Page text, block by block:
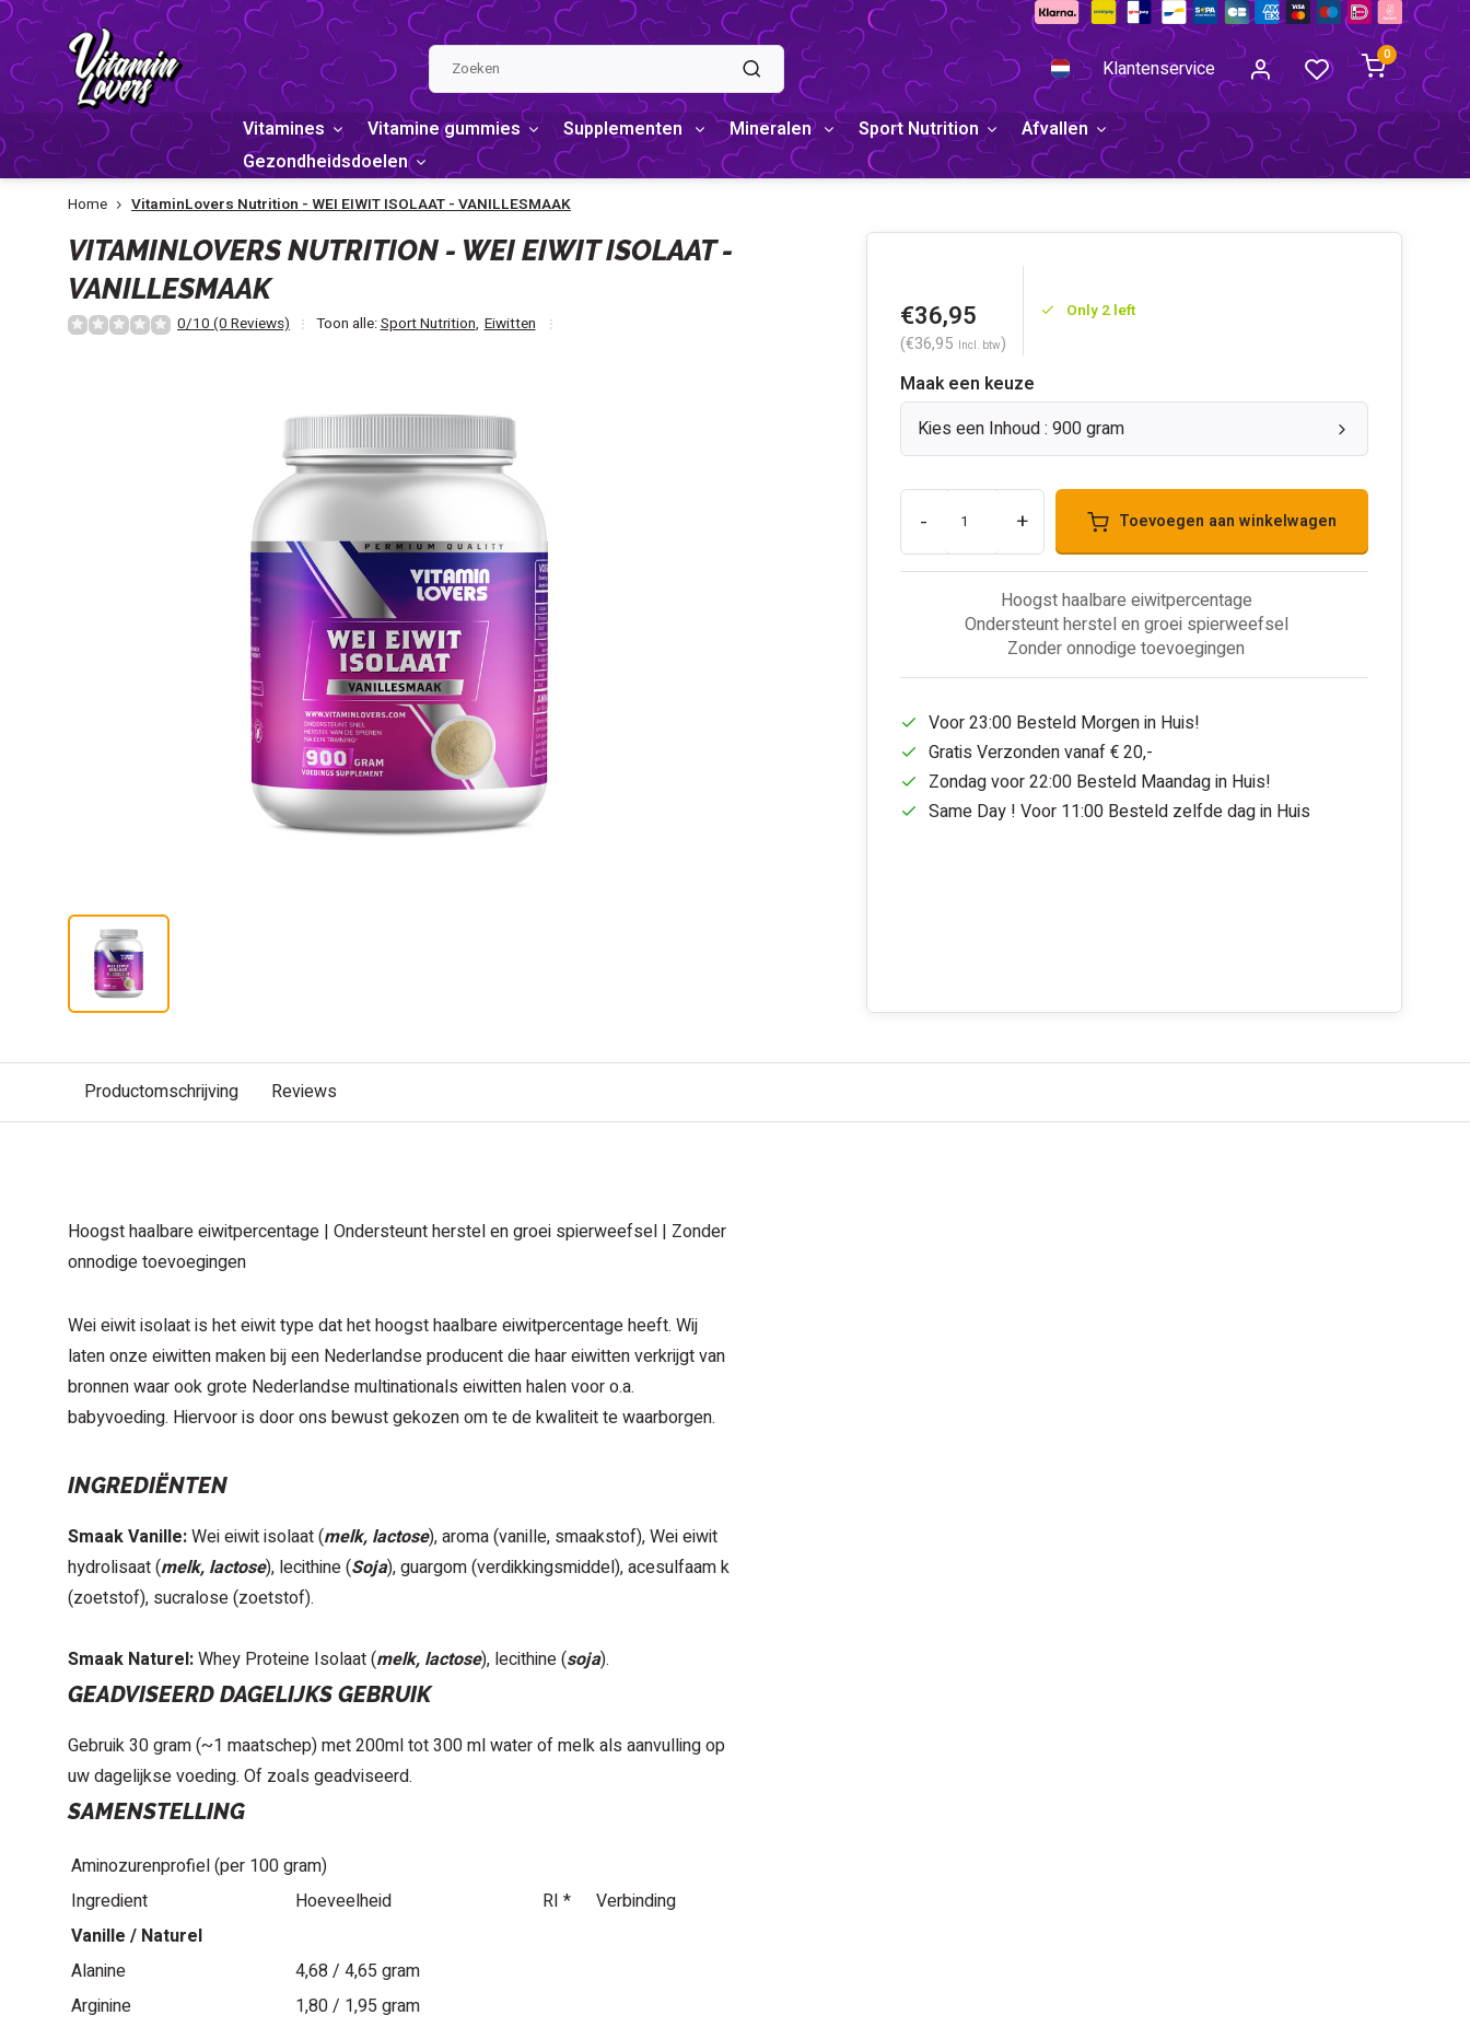
Klantenservice
0
Vitamines Vitamine gummies Supplementen Mineralen Sport Nutrition
Afvallen
Gezondheidsdoelen
Home VitaminLovers Nutrition - WEI EIWIT ISOLAAT - VANILLESMAAK
VITAMINLOVERS NUTRITION - WEI EIWIT ISOLAAT -
VANILLESMAAK
0/10 (0 Reviews) Toon alle:Sport Nutrition, Eiwitten €36,95
(€36,95 Incl. btw)
Only 2 left
Maak een keuze
Kies een Inhoud : 900 gram
- + Toevoegen aan winkelwagen
Hoogst haalbare eiwitpercentage
Ondersteunt herstel en groei spierweefsel
Zonder onnodige toevoegingen
Voor 23:00 Besteld Morgen in Huis!
Gratis Verzonden vanaf € 20,-
Zondag voor 22:00 Besteld Maandag in Huis!
Same Day ! Voor 11:00 Besteld zelfde dag in Huis
Productomschrijving Reviews
Hoogst haalbare eiwitpercentage | Ondersteunt herstel en groei spierweefsel | Zonder
onnodige toevoegingen
Wei eiwit isolaat is het eiwit type dat het hoogst haalbare eiwitpercentage heeft. Wij
laten onze eiwitten maken bij een Nederlandse producent die haar eiwitten verkrijgt van
bronnen waar ook grote Nederlandse multinationals eiwitten halen voor o.a.
babyvoeding. Hiervoor is door ons bewust gekozen om te de kwaliteit te waarborgen.
INGREDIËNTEN
Smaak Vanille:Wei eiwit isolaat (melk, lactose), aroma (vanille, smaakstof), Wei eiwit
hydrolisaat (melk, lactose), lecithine (Soja), guargom (verdikkingsmiddel), acesulfaam k
(zoetstof), sucralose (zoetstof).
Smaak Naturel:Whey Proteine Isolaat (melk, lactose), lecithine (soja).
GEADVISEERD DAGELIJKS GEBRUIK
Gebruik 30 gram (~1 maatschep) met 200ml tot 300 ml water of melk als aanvulling op
uw dagelijkse voeding. Of zoals geadviseerd.
SAMENSTELLING
Aminozurenprofiel (per 100 gram)
Ingredient
Hoeveelheid RI *
Verbinding
Vanille / Naturel
Alanine
4,68 / 4,65 gram
Arginine
1,80 / 1,95 gram